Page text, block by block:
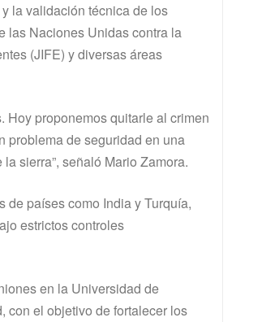
la validación técnica de los
las Naciones Unidas contra la
(JIFE) y diversas áreas
Hoy proponemos quitarle al crimen
problema de seguridad en una
sierra”, señaló Mario Zamora.
de países como India y Turquía,
estrictos controles
en la Universidad de
con el objetivo de fortalecer los